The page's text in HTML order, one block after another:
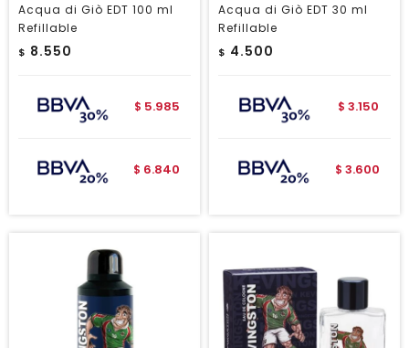
Acqua di Giò EDT 100 ml
Refillable
$ 8.550
$ 5.985
$ 6.840
Acqua di Giò EDT 30 ml
Refillable
$ 4.500
$ 3.150
$ 3.600